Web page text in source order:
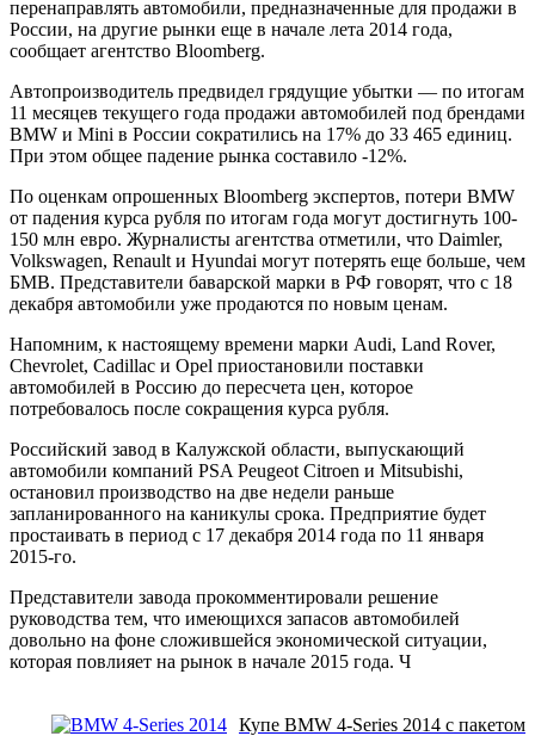
перенаправлять автомобили, предназначенные для продажи в
России, на другие рынки еще в начале лета 2014 года,
сообщает агентство Bloomberg.
Автопроизводитель предвидел грядущие убытки — по итогам
11 месяцев текущего года продажи автомобилей под брендами
BMW и Mini в России сократились на 17% до 33 465 единиц.
При этом общее падение рынка составило -12%.
По оценкам опрошенных Bloomberg экспертов, потери BMW
от падения курса рубля по итогам года могут достигнуть 100-
150 млн евро. Журналисты агентства отметили, что Daimler,
Volkswagen, Renault и Hyundai могут потерять еще больше, чем
БМВ. Представители баварской марки в РФ говорят, что с 18
декабря автомобили уже продаются по новым ценам.
Напомним, к настоящему времени марки Audi, Land Rover,
Chevrolet, Cadillac и Opel приостановили поставки
автомобилей в Россию до пересчета цен, которое
потребовалось после сокращения курса рубля.
Pоссийский завод в Калужской области, выпускающий
автомобили компаний PSA Peugeot Citroen и Mitsubishi,
остановил производство на две недели раньше
запланированного на каникулы срока. Предприятие будет
простаивать в период с 17 декабря 2014 года по 11 января
2015-го.
Представители завода прокомментировали решение
руководства тем, что имеющихся запасов автомобилей
довольно на фоне сложившейся экономической ситуации,
которая повлияет на рынок в начале 2015 года. Ч
Купе BMW 4-Series 2014 с пакетом